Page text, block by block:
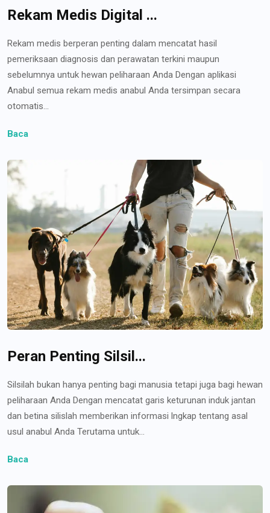
Rekam Medis Digital ...
Rekam medis berperan penting dalam mencatat hasil
pemeriksaan diagnosis dan perawatan terkini maupun
sebelumnya untuk hewan peliharaan Anda Dengan aplikasi
Anabul semua rekam medis anabul Anda tersimpan secara
otomatis...
Baca
Peran Penting Silsil...
Silsilah bukan hanya penting bagi manusia tetapi juga bagi hewan
peliharaan Anda Dengan mencatat garis keturunan induk jantan
dan betina silislah memberikan informasi lngkap tentang asal
usul anabul Anda Terutama untuk...
Baca